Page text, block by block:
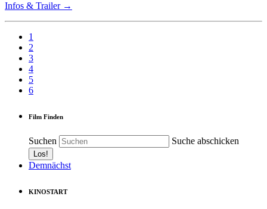
Infos & Trailer →
1
2
3
4
5
6
Film Finden
Suchen Suche abschicken
Demnächst
KINOSTART